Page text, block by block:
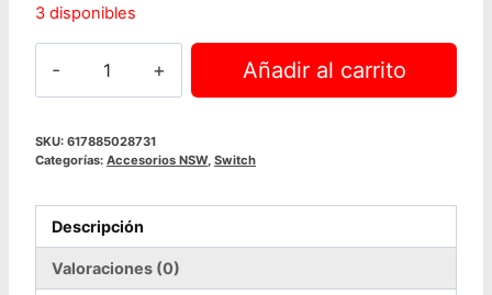
3 disponibles
Dread
Nintendo
cantidad
Añadir al carrito
SKU: 617885028731
Categorías: Accesorios NSW, Switch
Descripción
Valoraciones (0)